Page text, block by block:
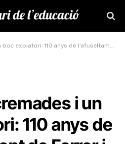
110 anys de l’afusellament de Ferrer i Guàrdia
i un
110 anys de